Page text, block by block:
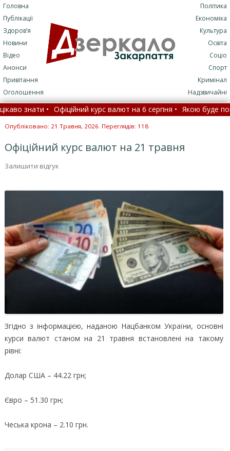
Головна
Публікації
Здоров’я
Новини
Відео
Анонси
Привітання
Оголошення
Політика
Економіка
Культура
Освіта
Соціо
Спорт
Кримінал
Надзвичайні
знати • Офіційний курс валют на 6 серпня • Якою буде
у підприємця зі Стрия знести рибники на Закарпатті (ФОТО)
Опубліковано: 21 Травня, 2026. Переглядів: 118
Офіційний курс валют на 21 травня
Залишити відгук
Згідно з інформацією, наданою Нацбанком України, основні
курси валют станом на 21 травня встановлені на такому
рівні:
Долар США – 44.22 грн;
Євро – 51.30 грн;
Чеська крона – 2.10 грн.